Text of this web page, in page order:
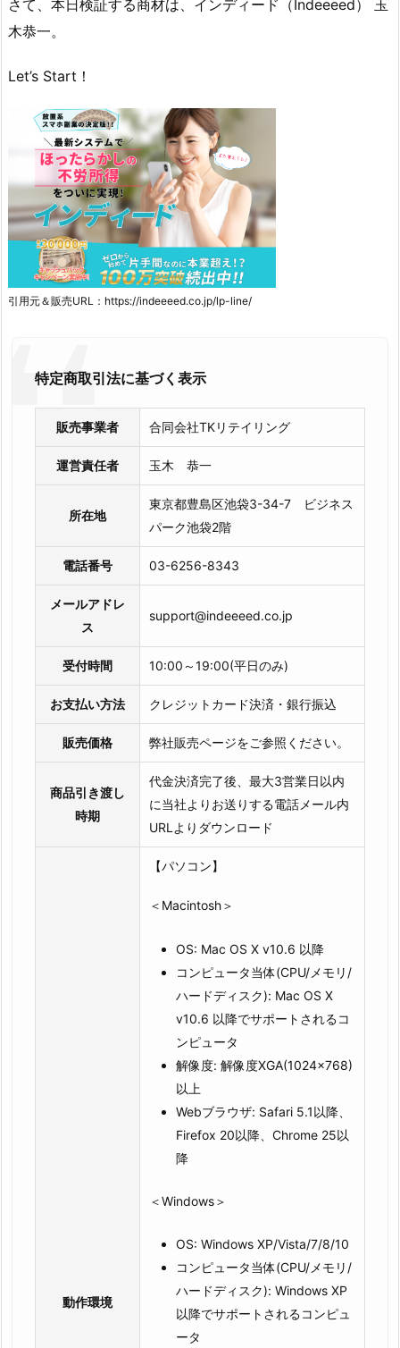
さて、本日検証する商材は、インディード（Indeeeed） 玉
木恭一。
Let’s Start！
引用元＆販売URL：https://indeeeed.co.jp/lp-line/
特定商取引法に基づく表示
販売事業者 合同会社TKリテイリング
運営責任者 玉木 恭一
所在地
東京都豊島区池袋3-34-7 ビジネス
パーク池袋2階
電話番号 03-6256-8343
メールアドレ
ス
support@indeeeed.co.jp
受付時間 10:00～19:00(平日のみ)
お支払い方法 クレジットカード決済・銀行振込
販売価格 弊社販売ページをご参照ください。
商品引き渡し
時期
代金決済完了後、最大3営業日以内
に当社よりお送りする電話メール内
URLよりダウンロード
動作環境
【パソコン】
＜Macintosh＞
OS: Mac OS X v10.6 以降
コンピュータ当体(CPU/メモリ/
ハードディスク): Mac OS X
v10.6 以降でサポートされるコ
ンピュータ
解像度: 解像度XGA(1024×768)
以上
Webブラウザ: Safari 5.1以降、
Firefox 20以降、Chrome 25以
降
＜Windows＞
OS: Windows XP/Vista/7/8/10
コンピュータ当体(CPU/メモリ/
ハードディスク): Windows XP
以降でサポートされるコンピュ
ータ